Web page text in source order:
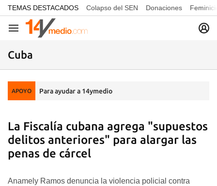
common.go-to-content
TEMAS DESTACADOS Colapso del SEN Donaciones
Navegación
Cuba
APOYO Para ayudar a 14ymedio
La Fiscalía cubana agrega "supuestos
delitos anteriores" para alargar las
penas de cárcel
Anamely Ramos denuncia la violencia policial contra